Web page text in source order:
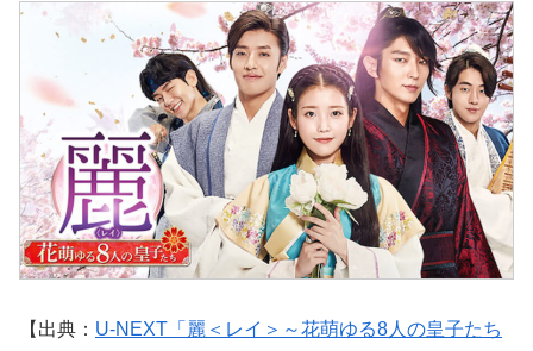
【出典： U-NEXT「麗＜レイ＞～花萌ゆる8人の皇子たち